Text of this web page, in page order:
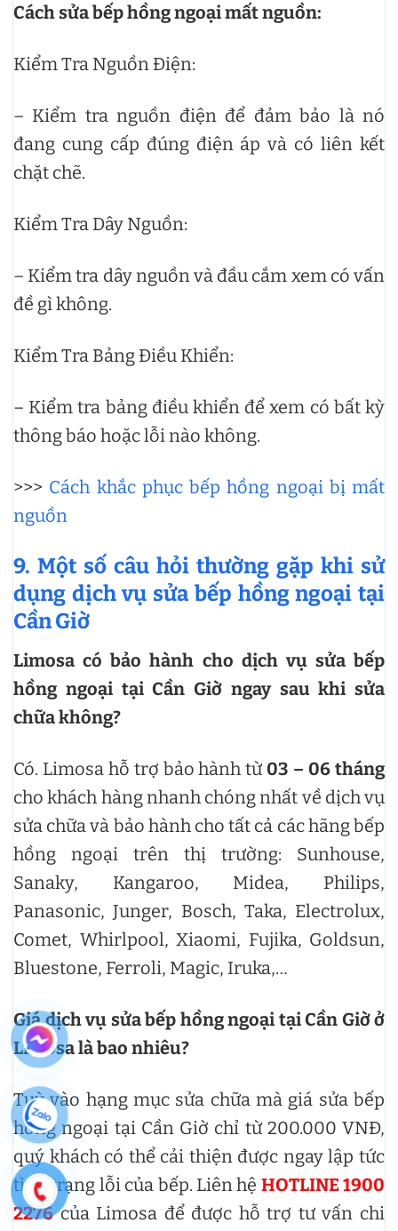
Cách sửa bếp hồng ngoại mất nguồn:
Kiểm Tra Nguồn Điện:
– Kiểm tra nguồn điện để đảm bảo là nó
đang cung cấp đúng điện áp và có liên kết
chặt chẽ.
Kiểm Tra Dây Nguồn:
– Kiểm tra dây nguồn và đầu cắm xem có vấn
đề gì không.
Kiểm Tra Bảng Điều Khiển:
– Kiểm tra bảng điều khiển để xem có bất kỳ
thông báo hoặc lỗi nào không.
>>> Cách khắc phục bếp hồng ngoại bị mất
nguồn
9. Một số câu hỏi thường gặp khi sử
dụng dịch vụ sửa bếp hồng ngoại tại
Cần Giờ
Limosa có bảo hành cho dịch vụ sửa bếp
hồng ngoại tại Cần Giờ ngay sau khi sửa
chữa không?
Có. Limosa hỗ trợ bảo hành từ 03 – 06 tháng
cho khách hàng nhanh chóng nhất về dịch vụ
sửa chữa và bảo hành cho tất cả các hãng bếp
hồng ngoại trên thị trường: Sunhouse,
Sanaky, Kangaroo, Midea, Philips,
Panasonic, Junger, Bosch, Taka, Electrolux,
Comet, Whirlpool, Xiaomi, Fujika, Goldsun,
Bluestone, Ferroli, Magic, Iruka,…
Giá dịch vụ sửa bếp hồng ngoại tại Cần Giờở
Limosa là bao nhiêu?
Tuỳ vào hạng mục sửa chữa mà giá sửa bếp
hồng ngoại tại Cần Giờ chỉ từ 200.000 VNĐ,
quý khách có thể cải thiện được ngay lập tức
tình trạng lỗi của bếp. Liên hệ HOTLINE 1900
2276của Limosa để được hỗ trợ tư vấn chi